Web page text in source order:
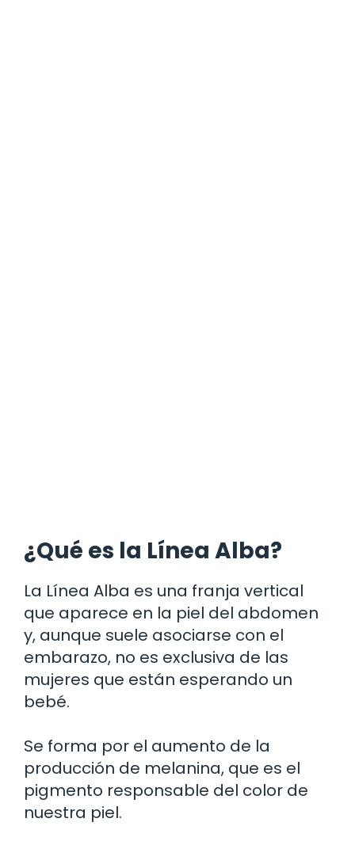
¿Qué es la Línea Alba?
La Línea Alba es una franja vertical
que aparece en la piel del abdomen
y, aunque suele asociarse con el
embarazo, no es exclusiva de las
mujeres que están esperando un
bebé.
Se forma por el aumento de la
producción de melanina, que es el
pigmento responsable del color de
nuestra piel.